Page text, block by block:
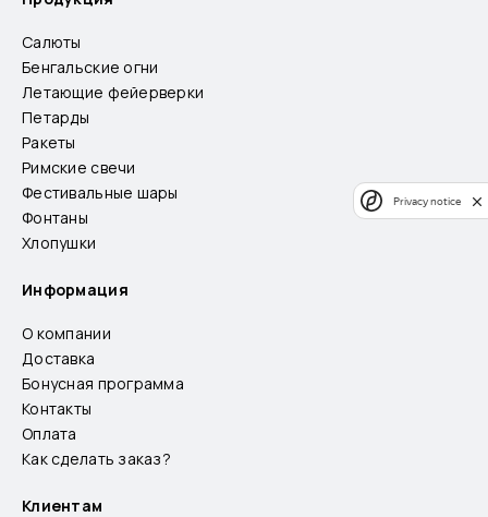
Салюты
Бенгальские огни
Летающие фейерверки
Петарды
Ракеты
Римские свечи
Фестивальные шары
Фонтаны
Хлопушки
Информация
О компании
Доставка
Бонусная программа
Контакты
Оплата
Как сделать заказ?
Клиентам
Privacy notice